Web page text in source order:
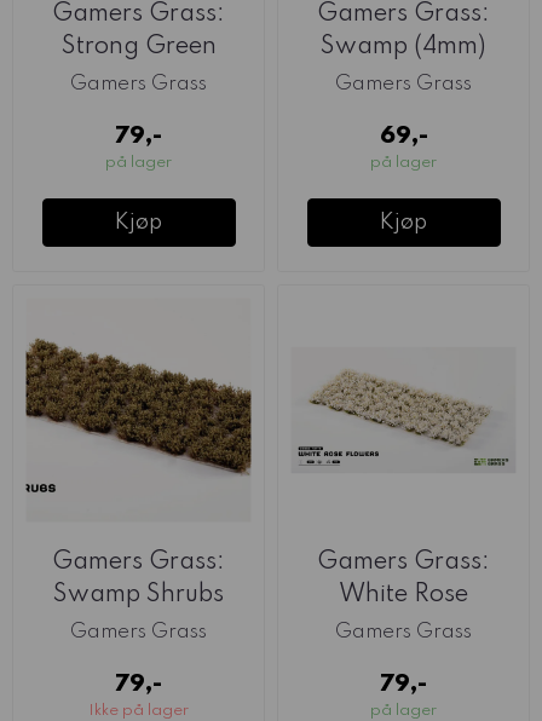
Gamers Grass:
Strong Green
Shrubs
Gamers Grass
79,-
på lager
Kjøp
Gamers Grass:
Swamp (4mm)
Gamers Grass
69,-
på lager
Kjøp
Gamers Grass:
Swamp Shrubs
Gamers Grass
79,-
Ikke på lager
Gamers Grass:
White Rose
Gamers Grass
79,-
på lager